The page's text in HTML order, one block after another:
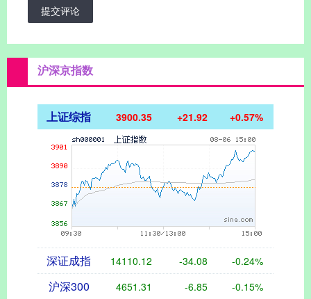
提交评论
沪深京指数
上证综指 3900.35 +21.92 +0.57%
深证成指 14110.12 -34.08 -0.24%
沪深300 4651.31 -6.85 -0.15%